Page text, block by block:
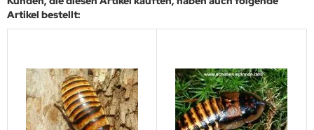
Artikel bestellt: